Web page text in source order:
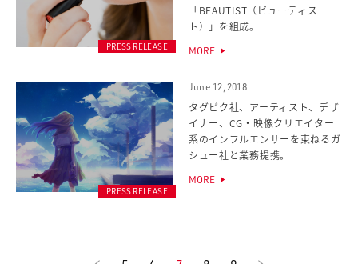
PRESS RELEASE
「BEAUTIST（ビューティス
ト）」を組成。
MORE
PRESS RELEASE
June 12, 2018
タグピク社、アーティスト、デザ
イナー、CG・映像クリエイター
系のインフルエンサーを束ねるガ
シュー社と業務提携。
MORE